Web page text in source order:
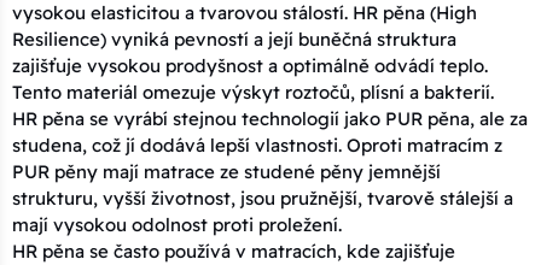
vysokou elasticitou a tvarovou stálostí. HR pěna (High
Resilience) vyniká pevností a její buněčná struktura
zajišťuje vysokou prodyšnost a optimálně odvádí teplo.
Tento materiál omezuje výskyt roztočů, plísní a bakterií.
HR pěna se vyrábí stejnou technologií jako PUR pěna, ale za
studena, což jí dodává lepší vlastnosti. Oproti matracím z
PUR pěny mají matrace ze studené pěny jemnější
strukturu, vyšší životnost, jsou pružnější, tvarově stálejší a
mají vysokou odolnost proti proležení.
HR pěna se často používá v matracích, kde zajišťuje